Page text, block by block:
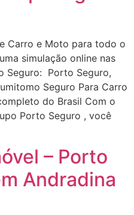
Carro e Moto para todo o
simulação online nas
Seguro: Porto Seguro,
Seguro Para Carro
do Brasil Com o
Porto Seguro , você
– Porto
Andradina